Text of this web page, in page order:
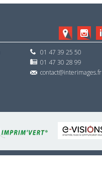
01 47 39 25 50
01 47 30 28 99
contact@interimages.fr